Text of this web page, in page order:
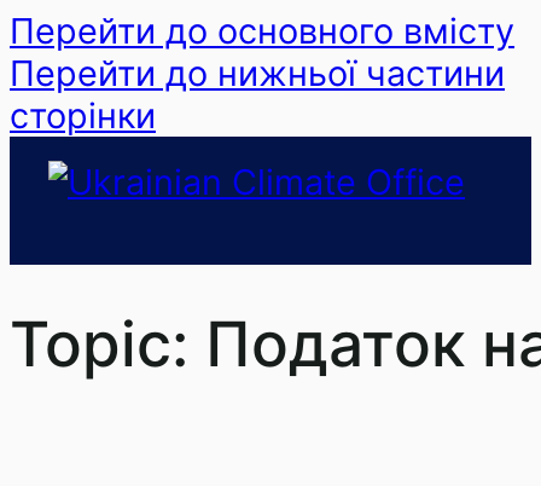
Перейти до основного вмісту
Перейти до нижньої частини
сторінки
Topic: Податок